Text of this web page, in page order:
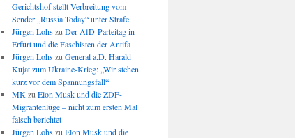
Gerichtshof stellt Verbreitung vom
Sender „Russia Today“ unter Strafe
Jürgen Lohszu Der AfD-Parteitag in
Erfurt und die Faschisten der Antifa
Jürgen Lohszu General a.D. Harald
Kujat zum Ukraine-Krieg: „Wir stehen
kurz vor dem Spannungsfall“
MK zu Elon Musk und die ZDF-
Migrantenlüge – nicht zum ersten Mal
falsch berichtet
Jürgen Lohszu Elon Musk und die